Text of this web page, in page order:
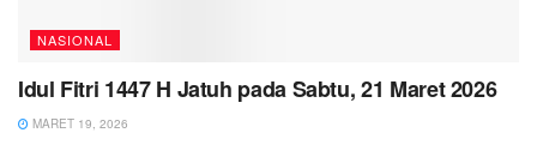
NASIONAL
Idul Fitri 1447 H Jatuh pada Sabtu, 21 Maret 2026
MARET 19, 2026